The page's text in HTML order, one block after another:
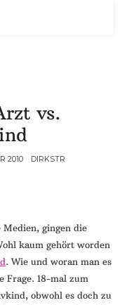
vs.
2010 DIRKSTR
gingen die
kaum gehört worden
. Wie und woran man es
Frage. 18-mal zum
obwohl es doch zu